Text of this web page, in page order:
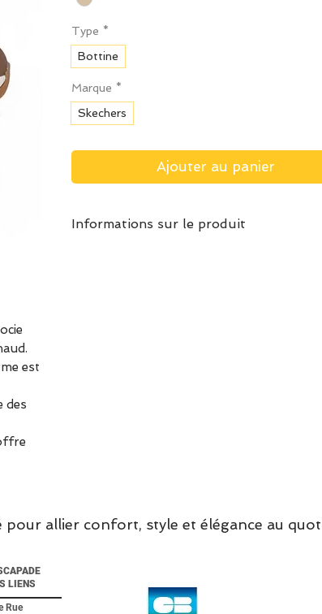
est
des
Type *
Bottine
Marque *
Skechers
Ajouter au panier
Informations sur le produit
www.escapadeagarches.com
allier confort, style et élégance au
LIENS
Rue